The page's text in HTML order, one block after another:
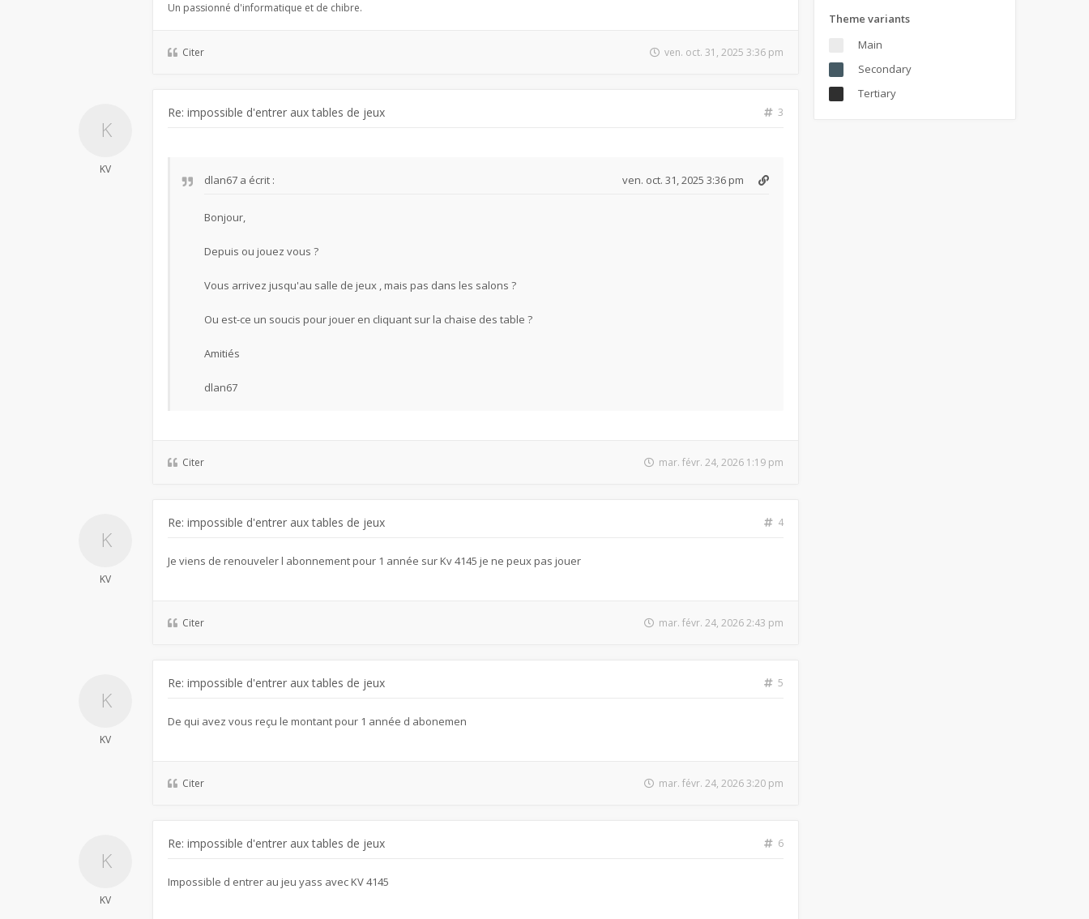
Un passionné d'informatique et de chibre.
Citer ven. oct. 31, 2025 3:36 pm
KV
Re: impossible d'entrer aux tables de jeux 3
dlan67 a écrit : ven. oct. 31, 2025 3:36 pm
Bonjour,
Depuis ou jouez vous ?
Vous arrivez jusqu'au salle de jeux , mais pas dans les salons ?
Ou est-ce un soucis pour jouer en cliquant sur la chaise des table ?
Amitiés
dlan67
Citer mar. févr. 24, 2026 1:19 pm
KV
Re: impossible d'entrer aux tables de jeux 4
Je viens de renouveler l abonnement pour 1 année sur Kv 4145 je ne peux pas jouer
Citer mar. févr. 24, 2026 2:43 pm
KV
Re: impossible d'entrer aux tables de jeux 5
De qui avez vous reçu le montant pour 1 année d abonemen
Citer mar. févr. 24, 2026 3:20 pm
KV
Re: impossible d'entrer aux tables de jeux 6
Impossible d entrer au jeu yass avec KV 4145
Theme variants
Main
Secondary
Tertiary